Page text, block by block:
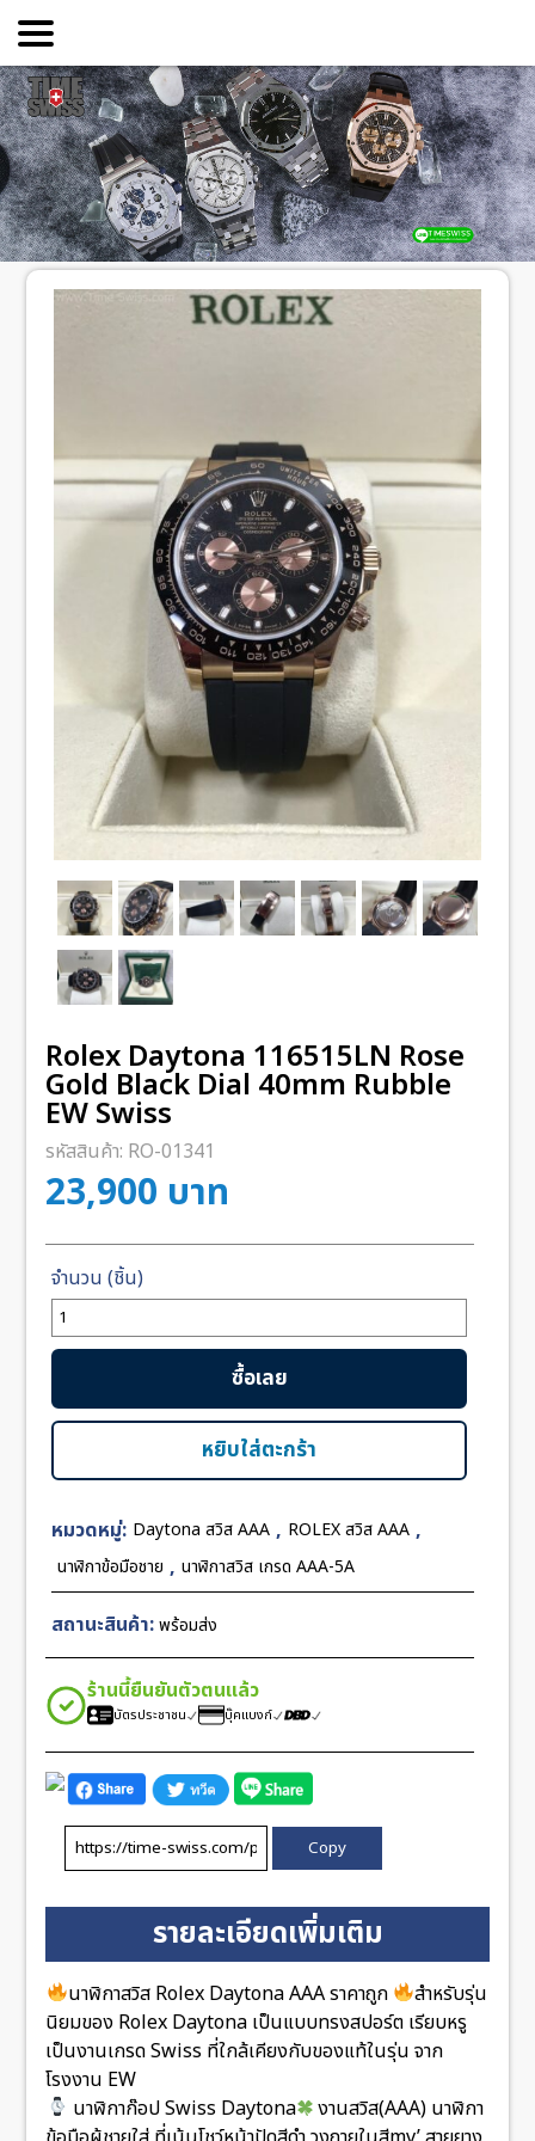
Rolex Daytona 116515LN Rose
Gold Black Dial 40mm Rubble
EW Swiss
รหัสสินค้า: RO-01341
23,900 บาท
จำนวน
Rolex
Daytona
Rose
Black
40mm
Rubble
EW
Swiss
ชิ้น
หยิบใส่ตะกร้า
ซื้อเลย
หมวดหมู่: Daytona สวิส AAA , ROLEX สวิส AAA ,
นาฬิกาข้อมือชาย , นาฬิกาสวิส เกรด AAA-5A
สถานะสินค้า:พร้อมส่ง
ร้านนี้ยืนยันตัวตนแล้ว
บัตรประชาชน บุ๊คแบงก์
Copy
รายละเอียดเพิ่มเติม
นาฬิกาสวิส Rolex Daytona AAA ราคาถูก
สำหรับรุ่น
นิยมของ Rolex Daytona เป็นแบบทรงสปอร์ต เรียบหรู
เป็นงานเกรด Swiss ที่ใกล้เคียงกับของแท้ในรุ่น จาก
โรงงาน EW
นาฬิกาก๊อป Swiss Daytona
งานสวิส(AAA) นาฬิกา